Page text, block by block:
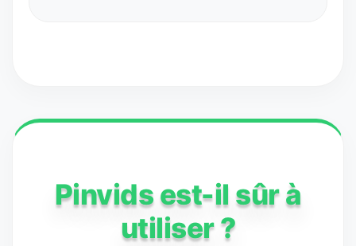
Pinvids est-il sûr à
utiliser ?